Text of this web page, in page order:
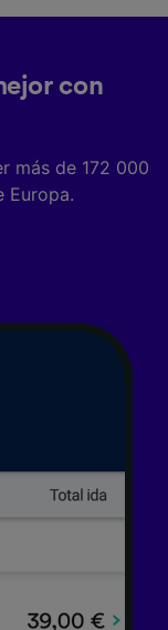
con
más de 172 000
Europa.